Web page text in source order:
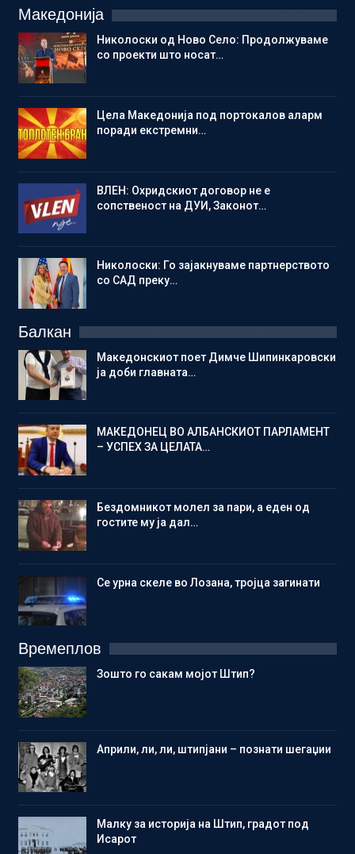
Македонија
Николоски од Ново Село: Продолжуваме
со проекти што носат…
Цела Македонија под портокалов аларм
поради екстремни…
ВЛЕН: Охридскиот договор не е
сопственост на ДУИ, Законот…
Николоски: Го зајакнуваме партнерството
со САД преку…
Балкан
Македонскиот поет Димче Шипинкаровски
ја доби главната…
МАКЕДОНЕЦ ВО АЛБАНСКИОТ ПАРЛАМЕНТ
– УСПЕХ ЗА ЦЕЛАТА…
Бездомникот молел за пари, а еден од
гостите му ја дал…
Се урна скеле во Лозана, тројца загинати
Времеплов
Зошто го сакам мојот Штип?
Aприли, ли, ли, штипјани – познати шегаџии
Малку за историја на Штип, градот под
Исарот